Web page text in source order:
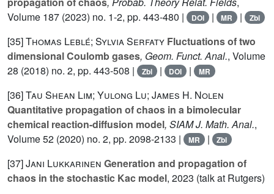
Volume 187 (2023) no. 1-2, pp. 443-480 | DOI | MR | Zbl
[35]Thomas Leblé; Sylvia Serfaty Fluctuations of two
dimensional Coulomb gases, Geom. Funct. Anal., Volume
28 (2018) no. 2, pp. 443-508 | Zbl | DOI | MR
[36]Tau Shean Lim; Yulong Lu; James H. Nolen
Quantitative propagation of chaos in a bimolecular
chemical reaction-diffusion model, SIAM J. Math. Anal.,
Volume 52 (2020) no. 2, pp. 2098-2133 | MR | Zbl
[37]Jani Lukkarinen Generation and propagation of
chaos in the stochastic Kac model, 2023 (talk at Rutgers)